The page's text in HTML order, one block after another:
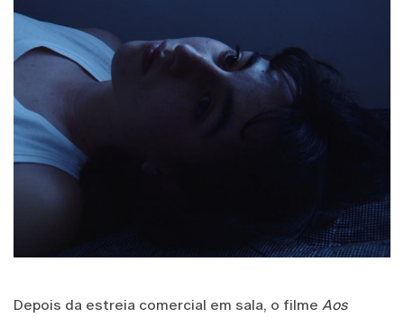
Depois da estreia comercial em sala, o filme Aos